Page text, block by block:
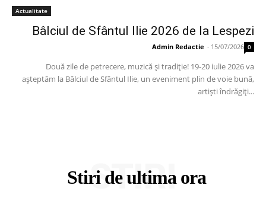
Actualitate
Bâlciul de Sfântul Ilie 2026 de la Lespezi
Admin Redactie - 15/07/2026 0
Două zile de petrecere, muzică și tradiție! 19-20 iulie 2026 va
așteptăm la Bâlciul de Sfântul Ilie, un eveniment plin de voie bună,
artiști îndrăgiți...
Stiri de ultima ora
STIRI